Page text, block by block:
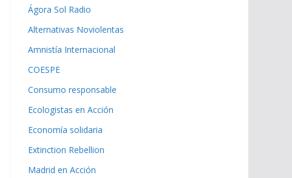
Ágora Sol Radio
Alternativas Noviolentas
Amnistía Internacional
COESPE
Consumo responsable
Ecologistas en Acción
Economía solidaria
Extinction Rebellion
Madrid en Acción